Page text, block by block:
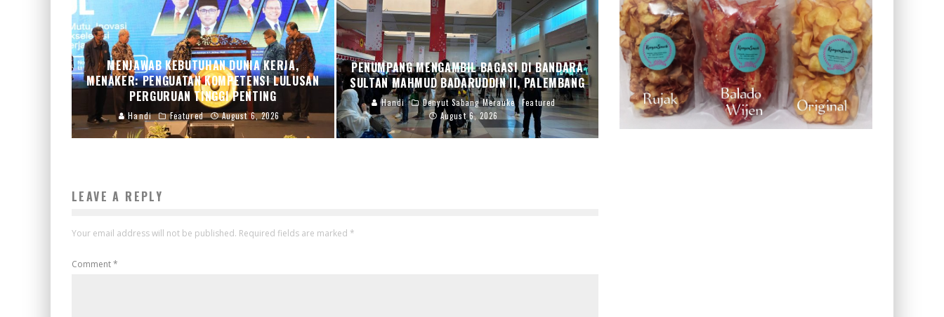
MENJAWAB KEBUTUHAN DUNIA KERJA,
MENAKER: PENGUATAN KOMPETENSI LULUSAN
PERGURUAN TINGGI PENTING
Handi Featured August 6, 2026
PENUMPANG MENGAMBIL BAGASI DI BANDARA
SULTAN MAHMUD BADARUDDIN II, PALEMBANG
Handi Denyut Sabang Merauke
Featured
August 6, 2026
LEAVE A REPLY
Your email address will not be published. Required fields are marked *
Comment*